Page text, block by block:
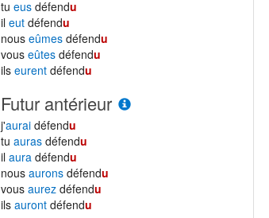
tueus défendu
ileut défendu
nouseûmes défendu
vouseûtes défendu
ilseurent défendu
Futur antérieur
j'aurai défendu
tuauras défendu
ilaura défendu
nousaurons défendu
vousaurez défendu
ilsauront défendu